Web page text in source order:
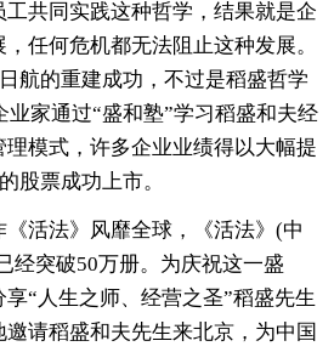
共同实践这种哲学，结果就是企
任何危机都无法阻止这种发展。
航的重建成功，不过是稻盛哲学
业家通过“盛和塾”学习稻盛和夫经
模式，许多企业业绩得以大幅提
股票成功上市。
活法》风靡全球，《活法》(中
经突破50万册。为庆祝这一盛
“人生之师、经营之圣”稻盛先生
请稻盛和夫先生来北京，为中国